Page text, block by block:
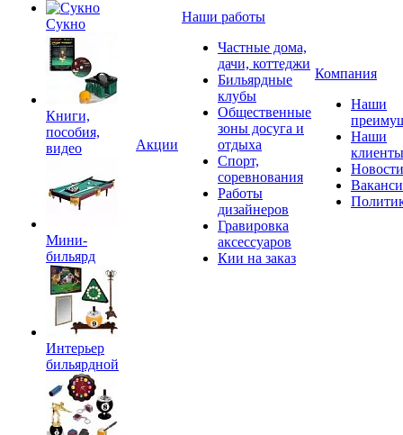
Сукно
Книги,
пособия,
видео
Мини-
бильярд
Интерьер
бильярдной
Акции
Наши работы
Частные дома,
дачи, коттеджи
Бильярдные
клубы
Общественные
зоны досуга и
отдыха
Спорт,
соревнования
Работы
дизайнеров
Гравировка
аксессуаров
Кии на заказ
Компания
Наши
Наши
клиенты
Новости